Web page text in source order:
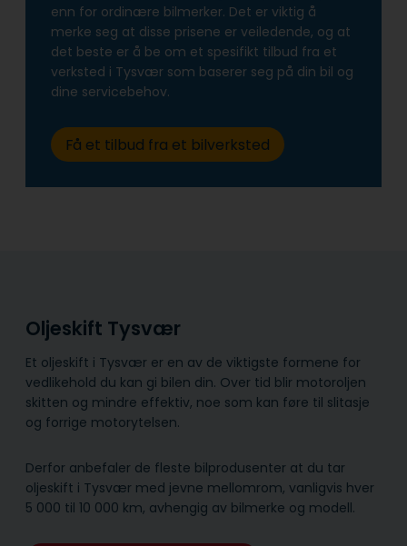
enn for ordinære bilmerker. Det er viktig å
merke seg at disse prisene er veiledende, og at
det beste er å be om et spesifikt tilbud fra et
verksted i Tysvær som baserer seg på din bil og
dine servicebehov.
Få et tilbud fra et bilverksted
Oljeskift Tysvær
Et oljeskift i Tysvær er en av de viktigste formene for
vedlikehold du kan gi bilen din. Over tid blir motoroljen
skitten og mindre effektiv, noe som kan føre til slitasje
og forrige motorytelsen.
Derfor anbefaler de fleste bilprodusenter at du tar
oljeskift i Tysvær med jevne mellomrom, vanligvis hver
5 000 til 10 000 km, avhengig av bilmerke og modell.